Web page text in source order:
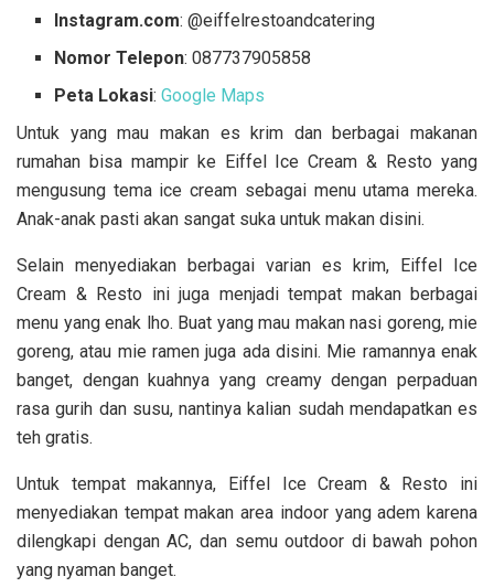
Instagram.com: @eiffelrestoandcatering
Nomor Telepon: 087737905858
Peta Lokasi:Google Maps
Untuk yang mau makan es krim dan berbagai makanan
rumahan bisa mampir ke Eiffel Ice Cream & Resto yang
mengusung tema ice cream sebagai menu utama mereka.
Anak-anak pasti akan sangat suka untuk makan disini.
Selain menyediakan berbagai varian es krim, Eiffel Ice
Cream & Resto ini juga menjadi tempat makan berbagai
menu yang enak lho. Buat yang mau makan nasi goreng, mie
goreng, atau mie ramen juga ada disini. Mie ramannya enak
banget, dengan kuahnya yang creamy dengan perpaduan
rasa gurih dan susu, nantinya kalian sudah mendapatkan es
teh gratis.
Untuk tempat makannya, Eiffel Ice Cream & Resto ini
menyediakan tempat makan area indoor yang adem karena
dilengkapi dengan AC, dan semu outdoor di bawah pohon
yang nyaman banget.